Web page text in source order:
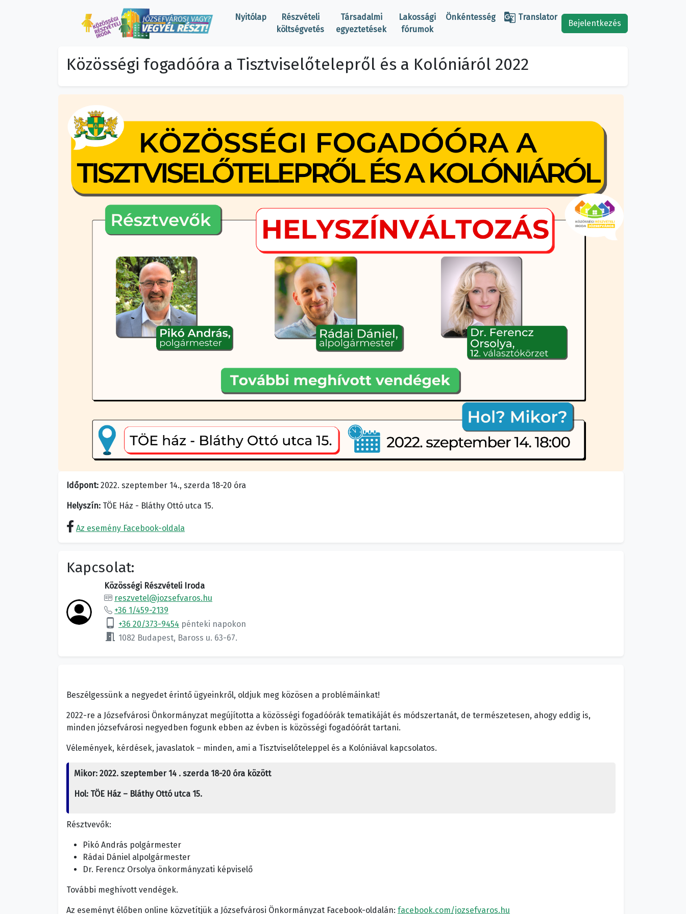
Nyitólap
Részvételi
költségvetés
Társadalmi
egyeztetések
Lakossági
fórumok
Önkéntesség  Translator
Bejelentkezés
Közösségi fogadóóra a Tisztviselőtelepről és a Kolóniáról 2022
Időpont: 2022. szeptember 14., szerda 18-20 óra
Helyszín: TÖE Ház - Bláthy Ottó utca 15.
Az esemény Facebook-oldala
Kapcsolat:
Közösségi Részvételi Iroda
reszvetel@jozsefvaros.hu
+36 1/459-2139
phone_android +36 20/373-9454 pénteki napokon
meeting_room 1082 Budapest, Baross u. 63-67.
Beszélgessünk a negyedet érintő ügyeinkről, oldjuk meg közösen a problémáinkat!
2022-re a Józsefvárosi Önkormányzat megújította a közösségi fogadóórák tematikáját és módszertanát, de természetesen, ahogy eddig is,
minden józsefvárosi negyedben fogunk ebben az évben is közösségi fogadóórát tartani.
Vélemények, kérdések, javaslatok – minden, ami a Tisztviselőteleppel és a Kolóniával kapcsolatos.
Mikor: 2022. szeptember 14 . szerda 18-20 óra között
Hol: TÖE Ház – Bláthy Ottó utca 15.
Résztvevők:
Pikó András polgármester
Rádai Dániel alpolgármester
Dr. Ferencz Orsolya önkormányzati képviselő
További meghívott vendégek.
Az eseményt élőben online közvetítjük a Józsefvárosi Önkormányzat Facebook-oldalán: facebook.com/jozsefvaros.hu